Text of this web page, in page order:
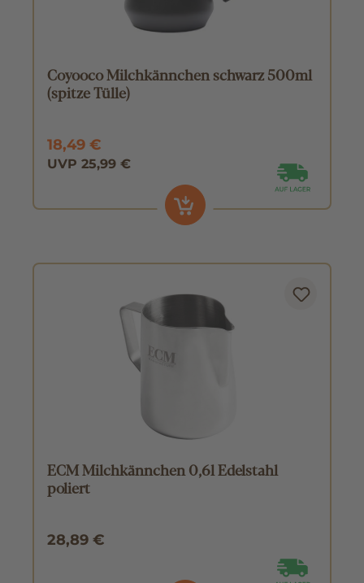
Coyooco Milchkännchen schwarz 500ml
(spitze Tülle)
18,49 €
UVP 25,99 €
ECM Milchkännchen 0,6l Edelstahl
poliert
28,89 €